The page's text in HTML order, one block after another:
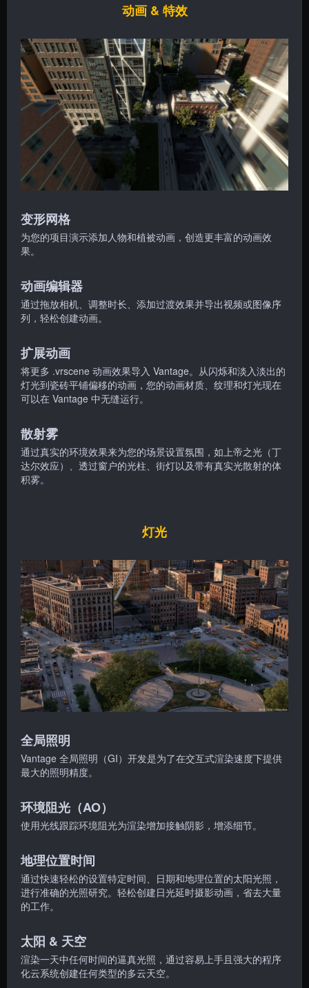
动画 & 特效
变形网格
为您的项目演示添加人物和植被动画，创造更丰富的动画效
果。
动画编辑器
通过拖放相机、调整时长、添加过渡效果并导出视频或图像序
列，轻松创建动画。
扩展动画
将更多 .vrscene 动画效果导入 Vantage。从闪烁和淡入淡出的
灯光到瓷砖平铺偏移的动画，您的动画材质、纹理和灯光现在
可以在 Vantage 中无缝运行。
散射雾
通过真实的环境效果来为您的场景设置氛围，如上帝之光（丁
达尔效应）、透过窗户的光柱、街灯以及带有真实光散射的体
积雾。
灯光
全局照明
Vantage 全局照明（GI）开发是为了在交互式渲染速度下提供
最大的照明精度。
环境阻光（AO）
使用光线跟踪环境阻光为渲染增加接触阴影，增添细节。
地理位置时间
通过快速轻松的设置特定时间、日期和地理位置的太阳光照，
进行准确的光照研究。轻松创建日光延时摄影动画，省去大量
的工作。
太阳 & 天空
渲染一天中任何时间的逼真光照，通过容易上手且强大的程序
化云系统创建任何类型的多云天空。